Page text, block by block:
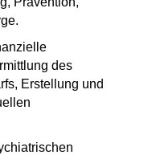
des
Erstellung und